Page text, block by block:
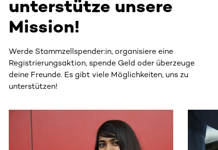
unterstütze unsere
Mission!
Werde Stammzellspender:in, organisiere eine
Registrierungsaktion, spende Geld oder überzeuge
deine Freunde. Es gibt viele Möglichkeiten, uns zu
unterstützen!
Dieser Bereich enthält horizontal scrollbare Inhalte.